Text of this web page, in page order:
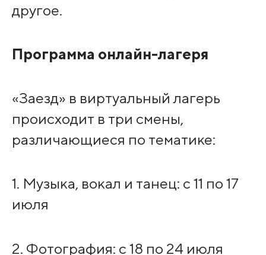
другое.
Программа онлайн-лагеря
«Заезд» в виртуальный лагерь
происходит в три смены,
различающиеся по тематике:
1. Музыка, вокал и танец: с 11 по 17
июля
2. Фотография: с 18 по 24 июля